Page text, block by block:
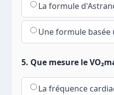
La formule
Une formule
5. Que mesure le
La fréquence